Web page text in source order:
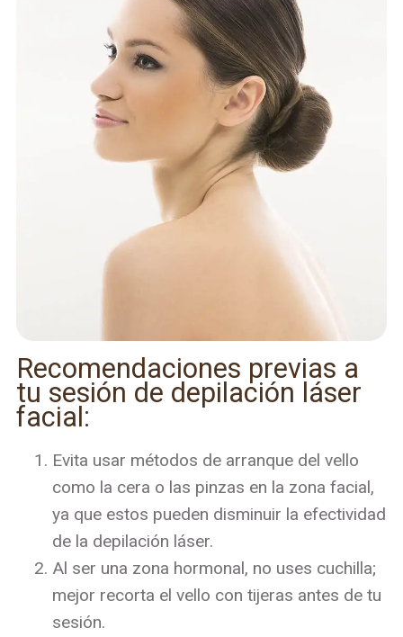
Recomendaciones previas a
tu sesión de depilación láser
facial:
Evita usar métodos de arranque del vello
como la cera o las pinzas en la zona facial,
ya que estos pueden disminuir la efectividad
de la depilación láser.
Al ser una zona hormonal, no uses cuchilla;
mejor recorta el vello con tijeras antes de tu
sesión.